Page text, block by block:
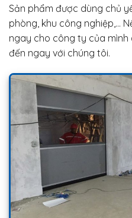
Sản phẩm được dùng chủ
phòng, khu công nghiệp,…
ngay cho công ty của
đến ngay với chúng tôi.